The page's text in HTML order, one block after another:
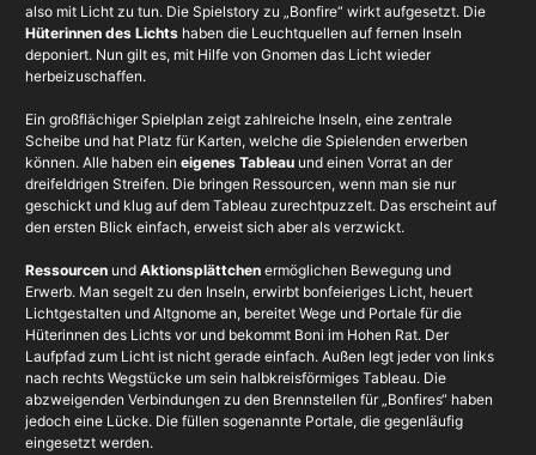
also mit Licht zu tun. Die Spielstory zu „Bonfire“ wirkt aufgesetzt. Die
Hüterinnen des Lichtshaben die Leuchtquellen auf fernen Inseln
deponiert. Nun gilt es, mit Hilfe von Gnomen das Licht wieder
herbeizuschaffen.
Ein großflächiger Spielplan zeigt zahlreiche Inseln, eine zentrale
Scheibe und hat Platz für Karten, welche die Spielenden erwerben
können. Alle haben ein eigenes Tableauund einen Vorrat an der
dreifeldrigen Streifen. Die bringen Ressourcen, wenn man sie nur
geschickt und klug auf dem Tableau zurechtpuzzelt. Das erscheint auf
den ersten Blick einfach, erweist sich aber als verzwickt.
Ressourcenund Aktionsplättchenermöglichen Bewegung und
Erwerb. Man segelt zu den Inseln, erwirbt bonfeieriges Licht, heuert
Lichtgestalten und Altgnome an, bereitet Wege und Portale für die
Hüterinnen des Lichts vor und bekommt Boni im Hohen Rat. Der
Laufpfad zum Licht ist nicht gerade einfach. Außen legt jeder von links
nach rechts Wegstücke um sein halbkreisförmiges Tableau. Die
abzweigenden Verbindungen zu den Brennstellen für „Bonfires“ haben
jedoch eine Lücke. Die füllen sogenannte Portale, die gegenläufig
eingesetzt werden.